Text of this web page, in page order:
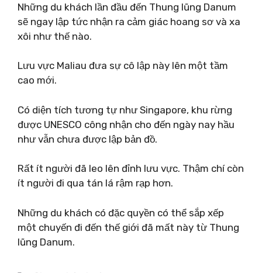
Những du khách lần đầu đến Thung lũng Danum
sẽ ngay lập tức nhận ra cảm giác hoang sơ và xa
xôi như thế nào.
Lưu vực Maliau đưa sự cô lập này lên một tầm
cao mới.
Có diện tích tương tự như Singapore, khu rừng
được UNESCO công nhận cho đến ngày nay hầu
như vẫn chưa được lập bản đồ.
Rất ít người đã leo lên đỉnh lưu vực. Thậm chí còn
ít người đi qua tán lá rậm rạp hơn.
Những du khách có đặc quyền có thể sắp xếp
một chuyến đi đến thế giới đã mất này từ Thung
lũng Danum.